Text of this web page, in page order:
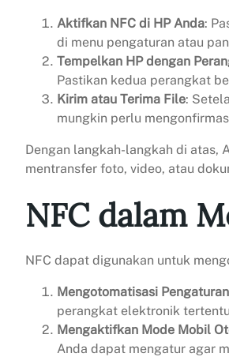
Aktifkan NFC di HP Anda:
di menu pengaturan atau
Tempelkan HP dengan
Pastikan kedua perangkat
Kirim atau Terima File:
mungkin perlu
Dengan langkah-langkah di atas,
mentransfer foto, video, atau
NFC dalam
NFC dapat digunakan untuk
Mengotomatisasi
perangkat elektronik
Mengaktifkan Mode Mobil
Anda dapat mengatur agar